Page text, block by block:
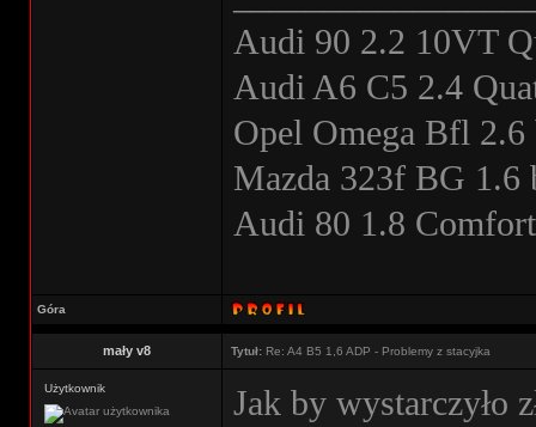
Audi 90 2.2 10VT
Audi A6 C5 2.4
Opel Omega Bfl 2.6
Mazda 323f BG 1.6
Audi 80 1.8
Góra
mały v8 Tytuł: Re: A4 B5 1,6 ADP - Problemy z stacyjka
Użytkownik
Jak by wystarczyło